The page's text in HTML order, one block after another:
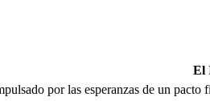
El
por las esperanzas de un